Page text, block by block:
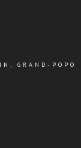
GRAND-POPO